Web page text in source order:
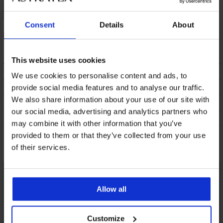
Consent Details About
This website uses cookies
We use cookies to personalise content and ads, to
provide social media features and to analyse our traffic.
We also share information about your use of our site with
our social media, advertising and analytics partners who
may combine it with other information that you’ve
provided to them or that they’ve collected from your use
of their services.
Allow all
Customize
Bamboe boxershort
Petrol Blue naadloos
BESCHRIJVING
VERZENDING EN BETALING
RUILEN
ONDERHOUD EN WASSEN
Misschien vindt u dit ook leuk